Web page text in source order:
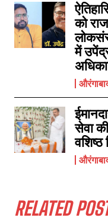
दहेज में मिली बाइक से गिरकर
May 13, 2023
In "औरंगाबाद"
को
में
सेवा
वशिष्ठ
RELATED